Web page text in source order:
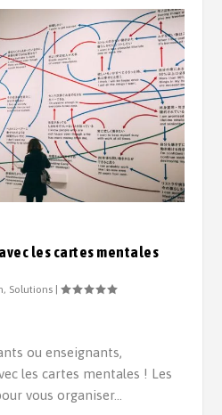
les cartes mentales
, Solutions |
ou enseignants,
les cartes mentales ! Les
vous organiser…